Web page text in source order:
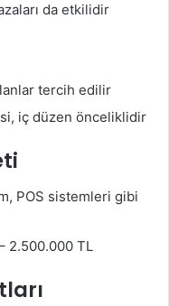
da etkilidir
tercih edilir
iç düzen önceliklidir
POS sistemleri gibi
2.500.000 TL